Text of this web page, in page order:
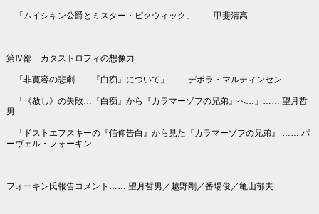
「ムイシキン公爵とミスター・ピクウィック」…… 甲斐清高
第Ⅳ部 カタストロフィの想像力
「非寛容の悲劇――『白痴』について」…… デボラ・マルティンセン
「《赦し》の失敗…『白痴』から『カラマーゾフの兄弟』へ…」…… 望月哲
男
「ドストエフスキーの『信仰告白』から見た『カラマーゾフの兄弟』 …… パ
ーヴェル・フォーキン
フォーキン氏報告コメント…… 望月哲男／越野剛／番場俊／亀山郁夫